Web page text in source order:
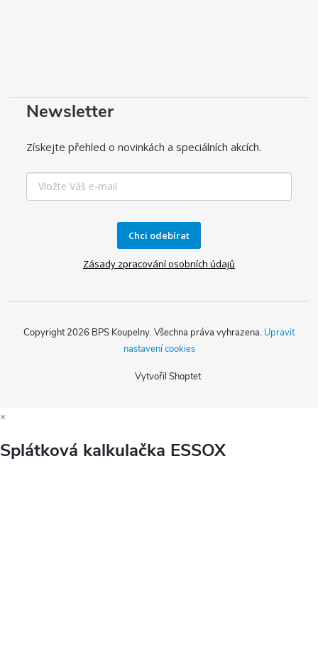
Newsletter
Získejte přehled o novinkách a speciálních akcích.
Chci odebírat
Zásady zpracování osobních údajů
Vytvořil Shoptet
Copyright 2026 BPS Koupelny. Všechna práva vyhrazena. Upravit
nastavení cookies
×
Splátková kalkulačka ESSOX